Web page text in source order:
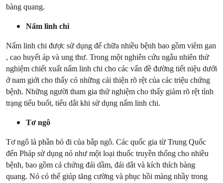
bàng quang.
Nấm linh chi
Nấm linh chi được sử dụng để chữa nhiều bệnh bao gồm viêm gan
, cao huyết áp và ung thư. Trong một nghiên cứu ngẫu nhiên thử
nghiệm chiết xuất nấm linh chi cho các vấn đề đường tiết niệu dưới
ở nam giới cho thấy có những cải thiện rõ rệt của các triệu chứng
bệnh. Những người tham gia thử nghiệm cho thấy giảm rõ rệt tình
trạng tiểu buốt, tiểu dắt khi sử dụng nấm linh chi.
Tơ ngô
Tơ ngô là phần bỏ đi của bắp ngô. Các quốc gia từ Trung Quốc
đến Pháp sử dụng nó như một loại thuốc truyền thống cho nhiều
bệnh, bao gồm cả chứng đái dầm, đái dắt và kích thích bàng
quang. Nó có thể giúp tăng cường và phục hồi màng nhầy trong